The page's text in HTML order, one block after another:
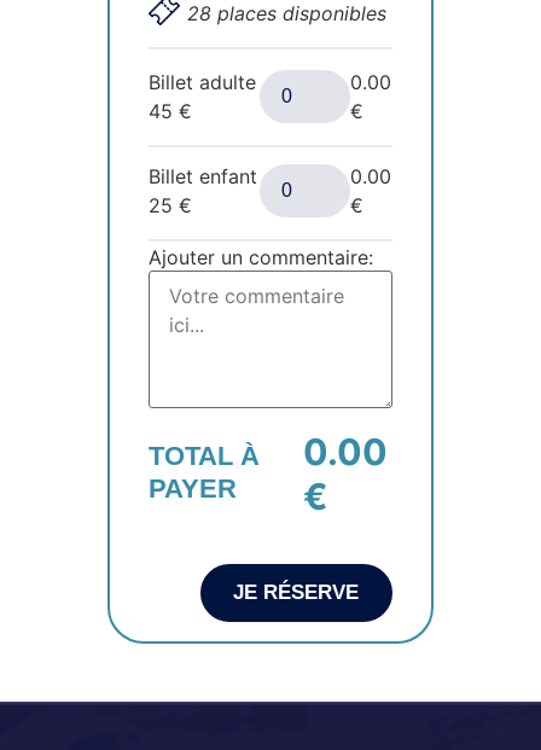
28 places disponibles
Billet adulte
45€
0.00
€
Billet enfant
25€
0.00
€
Ajouter un commentaire:
TOTAL À
PAYER
0.00
€
JE RÉSERVE